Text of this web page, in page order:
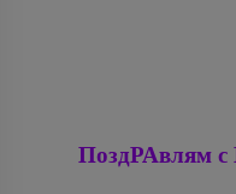
ПоздРАвлям